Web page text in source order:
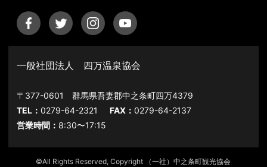
一般社団法人 四万温泉協会
〒377-0601 群馬県吾妻郡中之条町四万4379
TEL：0279-64-2321 FAX：0279-64-2137
営業時間： 8:30〜17:15
©All Rights Reserved, Copyright （一社）中之条町観光協会